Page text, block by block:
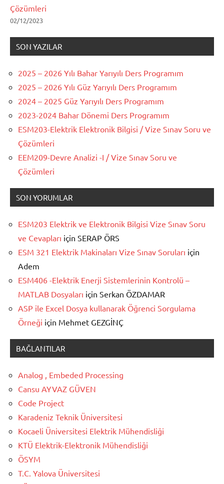
Çözümleri
02/12/2023
SON YAZILAR
2025 – 2026 Yılı Bahar Yarıyılı Ders Programım
2025 – 2026 Yılı Güz Yarıyılı Ders Programım
2024 – 2025 Güz Yarıyılı Ders Programım
2023-2024 Bahar Dönemi Ders Programım
ESM203-Elektrik Elektronik Bilgisi / Vize Sınav Soru ve
Çözümleri
EEM209-Devre Analizi -I / Vize Sınav Soru ve
Çözümleri
SON YORUMLAR
ESM203 Elektrik ve Elektronik Bilgisi Vize Sınav Soru
ve Cevapları için SERAP ÖRS
ESM 321 Elektrik Makinaları Vize Sınav Soruları için
Adem
ESM406 -Elektrik Enerji Sistemlerinin Kontrolü –
MATLAB Dosyaları için Serkan ÖZDAMAR
ASP ile Excel Dosya kullanarak Öğrenci Sorgulama
Örneği için Mehmet GEZGİNÇ
BAĞLANTILAR
Analog , Embeded Processing
Cansu AYVAZ GÜVEN
Code Project
Karadeniz Teknik Üniversitesi
Kocaeli Üniversitesi Elektrik Mühendisliği
KTÜ Elektrik-Elektronik Mühendisliği
ÖSYM
T.C. Yalova Üniversitesi